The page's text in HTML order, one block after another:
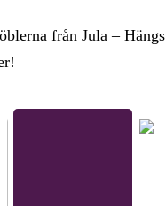
från Jula –